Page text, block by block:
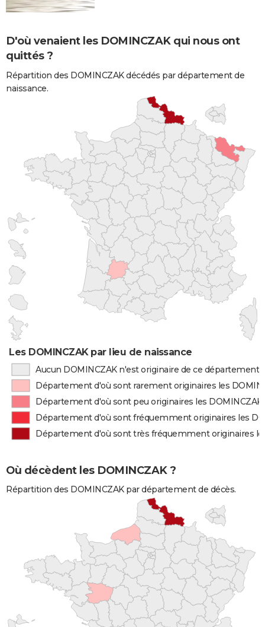
D'où venaient les DOMINCZAK qui nous ont
quittés ?
Répartition des DOMINCZAK décédés par département de
naissance.
Les DOMINCZAK par lieu de naissance
Aucun DOMINCZAK n'est originaire de ce département
Département d'où sont rarement originaires les
Département d'où sont peu originaires les DOMINCZAK
Département d'où sont fréquemment originaires les
Département d'où sont très fréquemment originaires
Où décèdent les DOMINCZAK ?
Répartition des DOMINCZAK par département de décès.